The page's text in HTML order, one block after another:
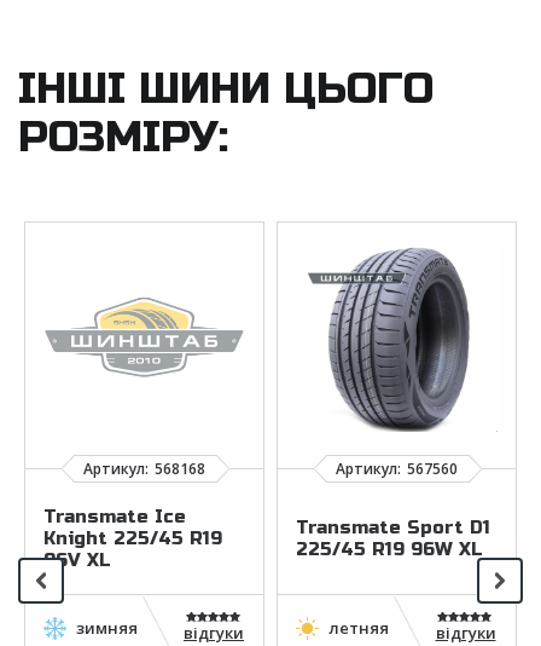
ІНШІ ШИНИ ЦЬОГО
РОЗМІРУ:
Transmate Ice
Knight 225/45 R19
96V XL
відгуки
Transmate Sport D1
225/45 R19 96W XL
відгуки